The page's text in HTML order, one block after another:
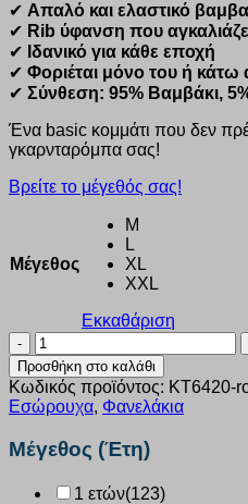
✔ Απαλό και ελαστικό
✔ Rib ύφανση που
✔ Ιδανικό για κάθε εποχή
✔ Φοριέται μόνο του ή
✔ Σύνθεση: 95% Βαμβάκι,
Ένα basic κομμάτι που δεν
γκαρνταρόμπα σας!
Βρείτε το μέγεθός σας!
Μέγεθος
M
L
XL
XXL
Εκκαθάριση
Φανελάκι
τιράντα
Soft
Rib
Kota
ροζ
KT6420
Προσθήκη στο καλάθι
Κωδικός προϊόντος: KT6420-
Εσώρουχα, Φανελάκια
Μέγεθος (Έτη)
1 ετών(123)